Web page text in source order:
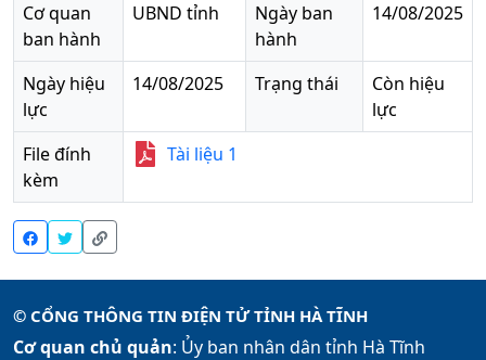
Cơ quan
ban hành
UBND tỉnh
Ngày ban
hành
14/08/2025
Ngày hiệu
lực
14/08/2025 Trạng thái
Còn hiệu
lực
File đính
kèm
Tài liệu 1
© CỔNG THÔNG TIN ĐIỆN TỬ TỈNH HÀ TĨNH
Cơ quan chủ quản: Ủy ban nhân dân tỉnh Hà Tĩnh